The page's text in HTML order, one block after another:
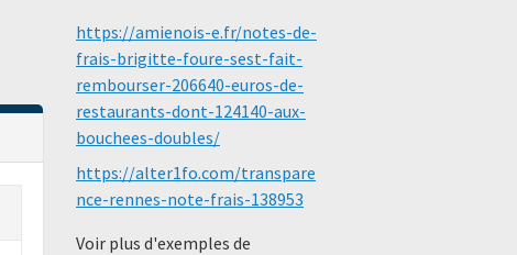
https://amienois-e.fr/notes-de-
frais-brigitte-foure-sest-fait-
rembourser-206640-euros-de-
restaurants-dont-124140-aux-
bouchees-doubles/
https://alter1fo.com/transpare
nce-rennes-note-frais-138953
Voir plus d'exemples de